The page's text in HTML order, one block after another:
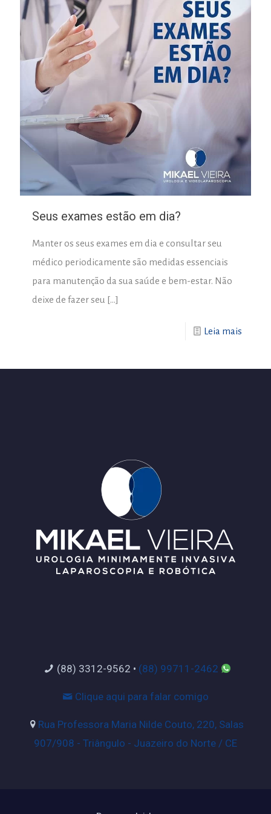
Seus exames estão em dia?
Manter os seus exames em dia e consultar seu
médico periodicamente são medidas essenciais
para manutenção da sua saúde e bem-estar. Não
deixe de fazer seu […]
Leia mais
(88) 3312-9562 • (88) 99711-2462
Clique aqui para falar comigo
Rua Professora Maria Nilde Couto, 220, Salas
907/908 - Triângulo - Juazeiro do Norte / CE